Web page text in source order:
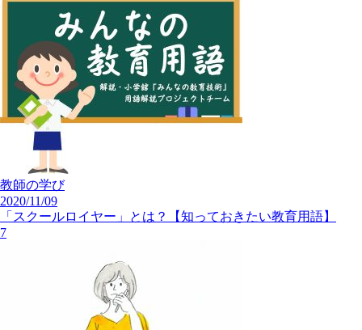
教師の学び
2020/11/09
「スクールロイヤー」とは？【知っておきたい教育用語】
7